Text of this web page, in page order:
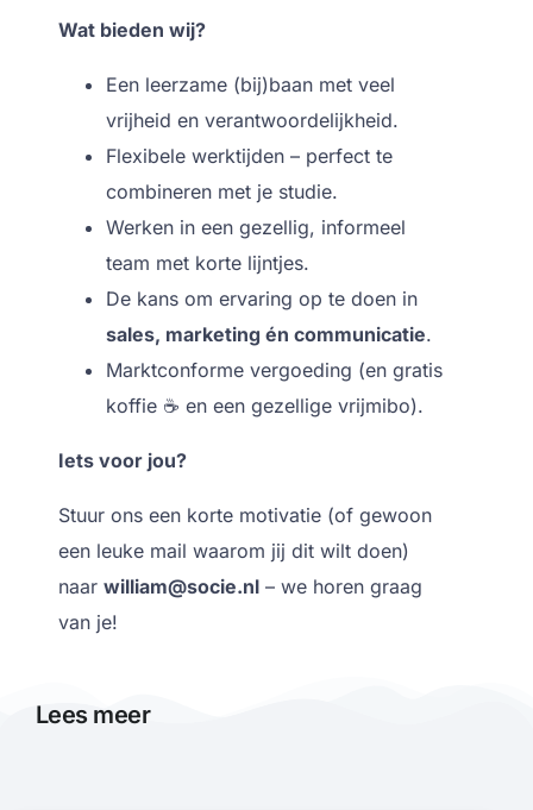
Wat bieden wij?
Een leerzame (bij)baan met veel
vrijheid en verantwoordelijkheid.
Flexibele werktijden – perfect te
combineren met je studie.
Werken in een gezellig, informeel
team met korte lijntjes.
De kans om ervaring op te doen in
sales, marketing én communicatie.
Marktconforme vergoeding (en gratis
koffie ☕ en een gezellige vrijmibo).
Iets voor jou?
Stuur ons een korte motivatie (of gewoon
een leuke mail waarom jij dit wilt doen)
naar william@socie.nl– we horen graag
van je!
Lees meer